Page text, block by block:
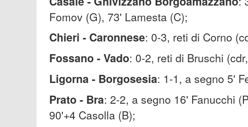
Fomov (G), 73' Lamesta (C);
Chieri - Caronnese: 0-3, reti di Corno
Fossano - Vado: 0-2, reti di Bruschi
Ligorna - Borgosesia: 1-1, a segno 5'
Prato - Bra: 2-2, a segno 16' Fanucchi
90'+4 Casolla (B);